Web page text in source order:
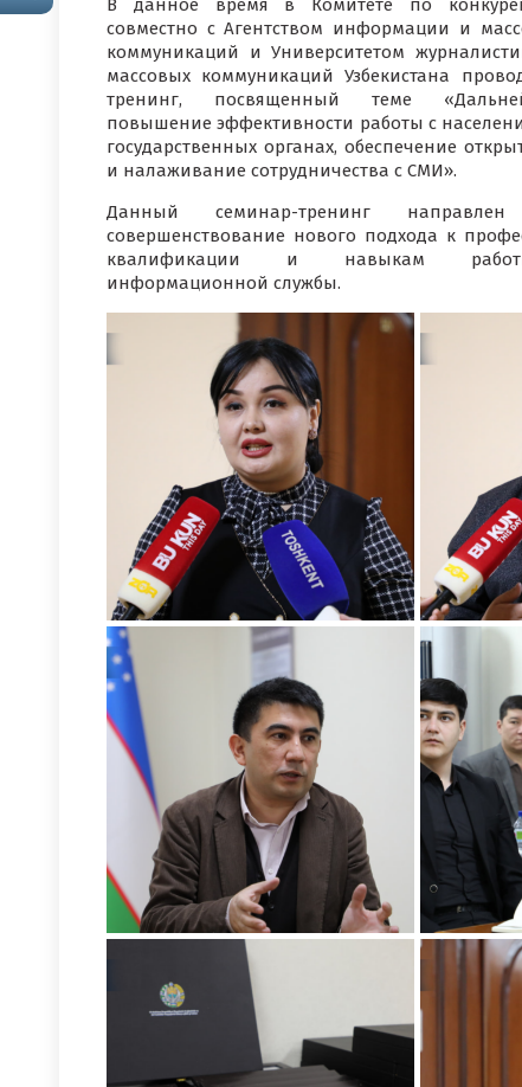
В данное время в Комитете по
совместно с Агентством информации и
коммуникаций и Университетом
массовых коммуникаций Узбекистана
тренинг, посвященный теме
повышение эффективности работы с
государственных органах, обеспечение
и налаживание сотрудничества с СМИ».
Данный семинар-тренинг
совершенствование нового подхода к
квалификации и навыкам
информационной службы.